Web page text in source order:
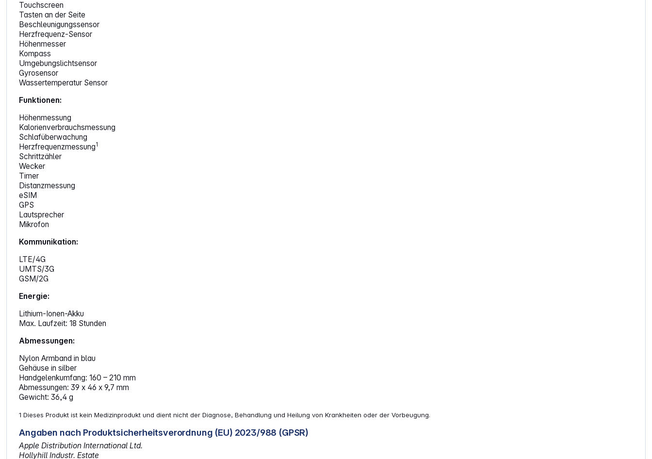
Touchscreen
Tasten an der Seite
Beschleunigungssensor
Herzfrequenz-Sensor
Höhenmesser
Kompass
Umgebungslichtsensor
Gyrosensor
Wassertemperatur Sensor
Funktionen:
Höhenmessung
Kalorienverbrauchsmessung
Schlafüberwachung
Herzfrequenzmessung1
Schrittzähler
Wecker
Timer
Distanzmessung
eSIM
GPS
Lautsprecher
Mikrofon
Kommunikation:
LTE/4G
UMTS/3G
GSM/2G
Energie:
Lithium-Ionen-Akku
Max. Laufzeit: 18 Stunden
Abmessungen:
Nylon Armband in blau
Gehäuse in silber
Handgelenkumfang: 160 – 210 mm
Abmessungen: 39 x 46 x 9,7 mm
Gewicht: 36,4 g
1 Dieses Produkt ist kein Medizinprodukt und dient nicht der Diagnose, Behandlung und Heilung von Krankheiten oder der Vorbeugung.
Angaben nach Produktsicherheitsverordnung (EU) 2023/988 (GPSR)
Apple Distribution International Ltd.
Hollyhill Industr. Estate